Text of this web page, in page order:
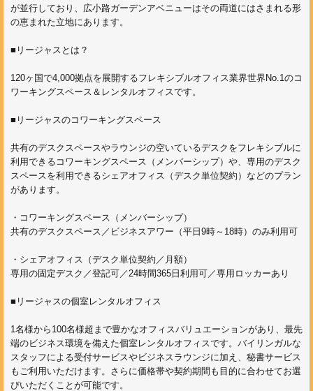
が並行しており、広小路ガーデンアベニューはその両道にはさまれる形
の恵まれた立地にあります。
■リージャスとは？
120ヶ国で4,000拠点を展開するフレキシブルオフィス業界世界No.1のコ
ワーキングスペース＆レンタルオフィスです。
■リージャスのコワーキングスペース
共有のデスクスペースやラウンジの空いているデスクをフレキシブルに
利用できるコワーキングスペース（メンバーシップ）や、専用のデスク
スペースを利用できるシェアオフィス（デスク単位契約）などのプラン
があります。
・コワーキングスペース（メンバーシップ）
共有のデスクスペース／ビジネスアワー（平日9時～18時）のみ利用可
・シェアオフィス（デスク単位契約／月額）
専用の固定デスク／登記可／24時間365日利用可／専用ロッカーあり
■リージャスの個室レンタルオフィス
1名様から100名様超まで豊かなオフィスバリュエーションがあり、最先
端のビジネス環境を備えた個室レンタルオフィスです。バイリンガルな
スタッフによる受付サービスやビジネスラウンジに加え、秘書サービス
もご利用いただけます。さらに価格帯や契約期間も目的に合わせてお選
びいただくことが可能です。